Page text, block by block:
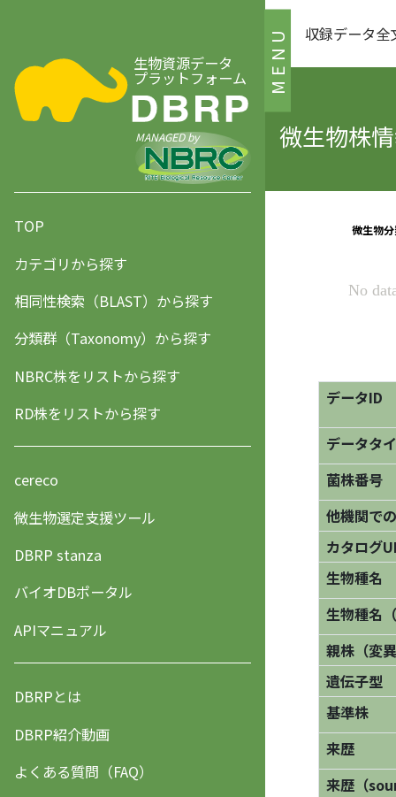
MENU
生物資源データ
プラットフォーム
MANAGED by
TOP
カテゴリから探す
相同性検索（BLAST）から探す
分類群（Taxonomy）から探す
NBRC株をリストから探す
RD株をリストから探す
cereco
微生物選定支援ツール
DBRP stanza
バイオDBポータル
APIマニュアル
DBRPとは
DBRP紹介動画
よくある質問（FAQ）
収録データ全
微生物株
データID
データタ
菌株番号
他機関で
カタログ
生物種名
生物種名
親株（変
遺伝子型
基準株
来歴
来歴（